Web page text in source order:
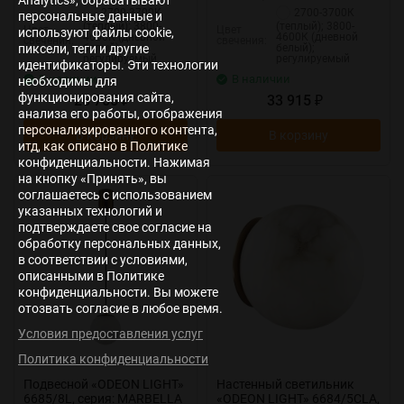
Цвет
свечения:
2700-3700К
(теплый); 3800-
4600К (дневной
белый);
регулируемый
В наличии
26 765₽
В корзину
персональные данные и
используют файлы cookie,
пиксели, теги и другие
идентификаторы. Эти технологии
необходимы для
функционирования сайта,
анализа его работы, отображения
персонализированного контента,
итд, как описано в Политике
конфиденциальности. Нажимая
на кнопку «Принять», вы
соглашаетесь с использованием
указанных технологий и
подтверждаете свое согласие на
обработку персональных данных,
в соответствии с условиями,
описанными в Политике
конфиденциальности. Вы можете
отозвать согласие в любое время.
Условия предоставления услуг
Политика конфиденциальности